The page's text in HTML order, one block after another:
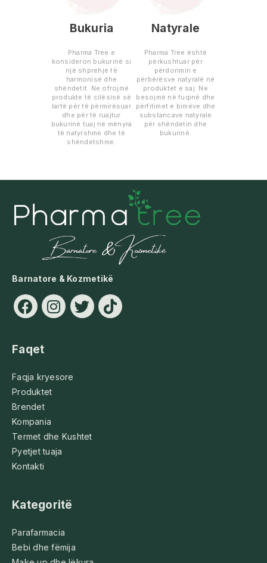
Bukuria
Pharma Tree e
konsideron bukurinë si
një shprehje të
harmonisë dhe
shëndetit. Ne ofrojmë
produkte të cilësisë së
lartë për të përmirësuar
dhe për të ruajtur
bukurinë tuaj në mënyra
të natyrshme dhe të
shëndetshme.
Natyrale
Pharma Tree është
përkushtuar për
përdorimin e
përbërësve natyralë në
produktet e saj. Ne
besojmë në fuqinë dhe
përfitimet e bimëve dhe
substancave natyrale
për shëndetin dhe
bukurinë.
Barnatore & Kozmetikë
Faqet
Faqja kryesore
Produktet
Brendet
Kompania
Termet dhe Kushtet
Pyetjet tuaja
Kontakti
Kategoritë
Parafarmacia
Bebi dhe fëmija